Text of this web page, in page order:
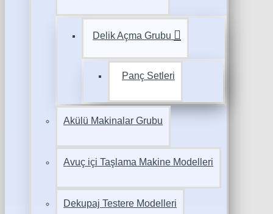
Delik Açma Grubu
Panç Setleri
Akülü Makinalar Grubu
Avuç içi Taşlama Makine Modelleri
Dekupaj Testere Modelleri